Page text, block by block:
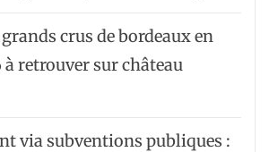
crus de bordeaux en
retrouver sur château
via subventions publiques :